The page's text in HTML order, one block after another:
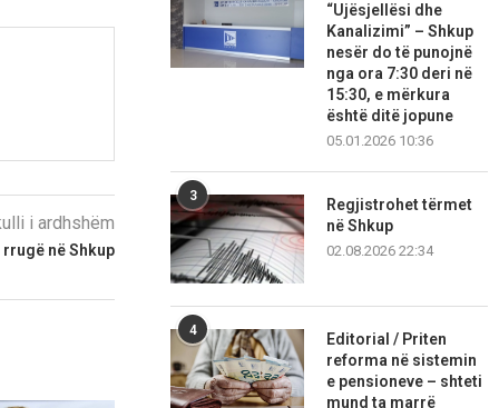
i ardhshëm
në Shkup
“Ujësjellësi dhe
Kanalizimi” – Shkup
nesër do të punojnë
nga ora 7:30 deri në
15:30, e mërkura
është ditë jopune
05.01.2026 10:36
3
Regjistrohet tërmet
në Shkup
02.08.2026 22:34
4
Editorial / Priten
reforma në sistemin
e pensioneve – shteti
mund ta marrë